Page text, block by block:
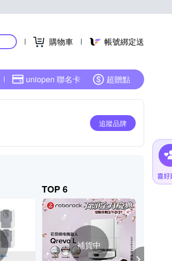
購物車 帳號綁定送
uniopen 聯名卡 超贈點
追蹤品牌
TOP 6
補貨中